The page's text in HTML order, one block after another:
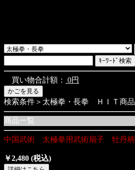
買い物合計額： 0円
検索条件＞太極拳・長拳 ＨＩＴ商
商品一覧
中国武術 太極拳用武術扇子 牡丹
￥2,480 (税込)